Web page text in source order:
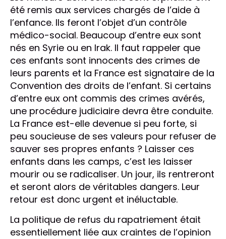
été remis aux services chargés de l’aide à
l’enfance. Ils feront l’objet d’un contrôle
médico-social. Beaucoup d’entre eux sont
nés en Syrie ou en Irak. Il faut rappeler que
ces enfants sont innocents des crimes de
leurs parents et la France est signataire de la
Convention des droits de l’enfant. Si certains
d’entre eux ont commis des crimes avérés,
une procédure judiciaire devra être conduite.
La France est-elle devenue si peu forte, si
peu soucieuse de ses valeurs pour refuser de
sauver ses propres enfants ? Laisser ces
enfants dans les camps, c’est les laisser
mourir ou se radicaliser. Un jour, ils rentreront
et seront alors de véritables dangers. Leur
retour est donc urgent et inéluctable.
La politique de refus du rapatriement était
essentiellement liée aux craintes de l’opinion